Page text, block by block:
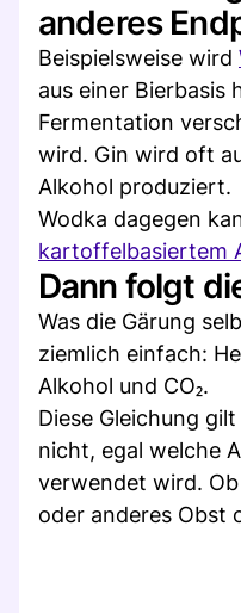
anderes
Beispielsweise wird
aus einer Bierbasis
Fermentation
wird. Gin wird oft
Alkohol produziert.
Wodka dagegen
kartoffelbasiertem
Dann folgt
Was die Gärung
ziemlich einfach:
Alkohol und CO₂.
Diese Gleichung
nicht, egal welche
verwendet wird.
oder anderes Obst